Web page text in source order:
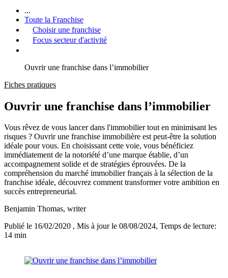
...
Toute la Franchise
Choisir une franchise
Focus secteur d'activité
Ouvrir une franchise dans l’immobilier
Fiches pratiques
Ouvrir une franchise dans l’immobilier
Vous rêvez de vous lancer dans l'immobilier tout en minimisant les
risques ? Ouvrir une franchise immobilière est peut-être la solution
idéale pour vous. En choisissant cette voie, vous bénéficiez
immédiatement de la notoriété d’une marque établie, d’un
accompagnement solide et de stratégies éprouvées. De la
compréhension du marché immobilier français à la sélection de la
franchise idéale, découvrez comment transformer votre ambition en
succès entrepreneurial.
Benjamin Thomas, writer
Publié le 16/02/2020 , Mis à jour le 08/08/2024, Temps de lecture:
14 min